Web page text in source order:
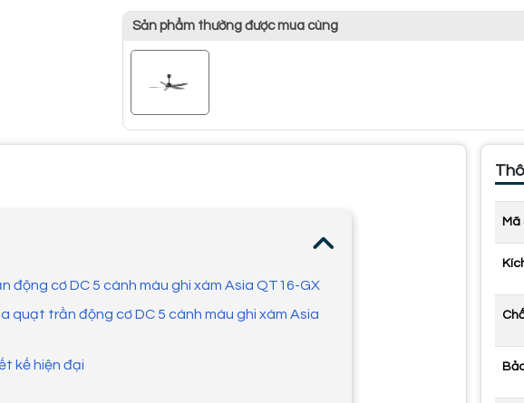
Sản phẩm thường được mua cùng
động cơ DC 5 cánh màu ghi xám Asia QT16-GX
quạt trần động cơ DC 5 cánh màu ghi xám Asia
kế hiện đại
Mã